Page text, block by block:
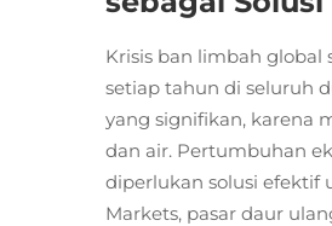
Krisis ban limbah
setiap tahun di seluruh
yang signifikan, karena
dan air. Pertumbuhan
diperlukan solusi efektif
Markets, pasar daur